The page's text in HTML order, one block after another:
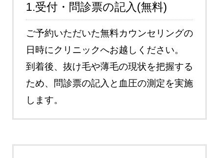
1.受付・問診票の記入(無料)
ご予約いただいた無料カウンセリングの
日時にクリニックへお越しください。
到着後、抜け毛や薄毛の現状を把握する
ため、問診票の記入と血圧の測定を実施
します。